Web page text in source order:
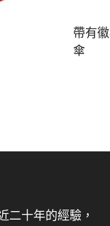
帶有
傘
二十年的經驗，